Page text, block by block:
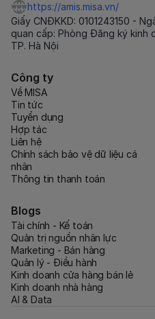
https://amis.misa.vn/
Giấy CNĐKKD: 0101243150 -
quan cấp: Phòng Đăng ký kinh
TP. Hà Nội
Công ty
Về MISA
Tin tức
Tuyển dụng
Hợp tác
Liên hệ
Chính sách bảo vệ dữ liệu cá
nhân
Thông tin thanh toán
Blogs
Tài chính - Kế toán
Quản trị nguồn nhân lực
Marketing - Bán hàng
Quản lý - Điều hành
Kinh doanh cửa hàng bán lẻ
Kinh doanh nhà hàng
AI & Data